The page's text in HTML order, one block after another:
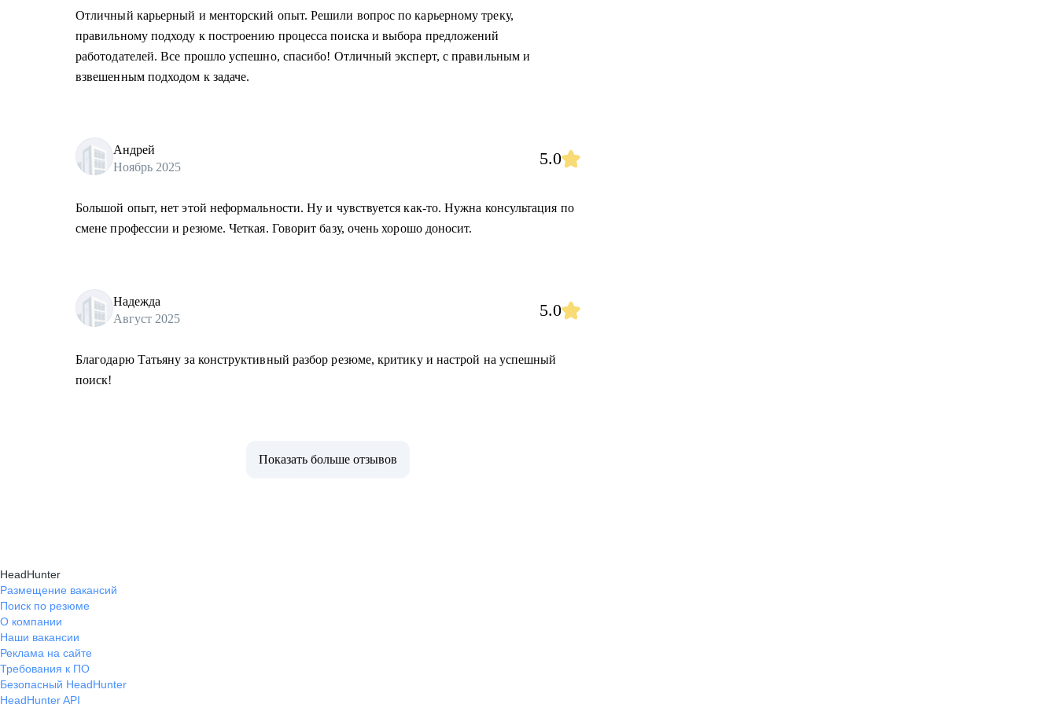
Отличный карьерный и менторский опыт. Решили вопрос по карьерному треку,
правильному подходу к построению процесса поиска и выбора предложений
работодателей. Все прошло успешно, спасибо! Отличный эксперт, с правильным и
взвешенным подходом к задаче.
Андрей
Ноябрь 2025
5.0
Большой опыт, нет этой неформальности. Ну и чувствуется как-то. Нужна консультация по
смене профессии и резюме. Четкая. Говорит базу, очень хорошо доносит.
Надежда
Август 2025
5.0
Благодарю Татьяну за конструктивный разбор резюме, критику и настрой на успешный
поиск!
Показать больше отзывов
HeadHunter
Размещение вакансий
Поиск по резюме
О компании
Наши вакансии
Реклама на сайте
Требования к ПО
Безопасный HeadHunter
HeadHunter API